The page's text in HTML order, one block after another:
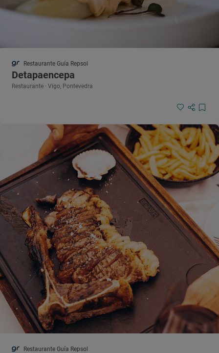
Restaurante Guía Repsol
Detapaencepa
Restaurante · Vigo, Pontevedra
Restaurante Guía Repsol